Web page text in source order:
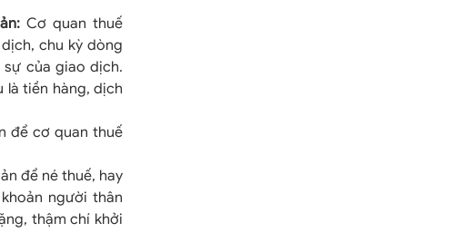
Cơ quan thuế
chu kỳ dòng
của giao dịch.
là tiền hàng, dịch
để cơ quan thuế
để né thuế, hay
người thân
thậm chí khởi